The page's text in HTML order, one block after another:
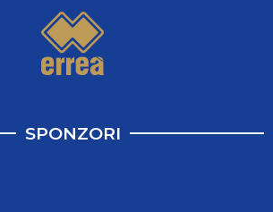
SPONZORI